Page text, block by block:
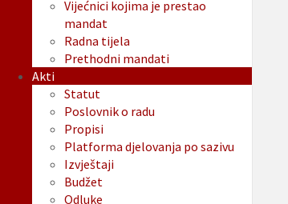
Vijećnici kojima je prestao
mandat
Radna tijela
Prethodni mandati
Akti
Statut
Poslovnik o radu
Propisi
Platforma djelovanja po sazivu
Izvještaji
Budžet
Odluke